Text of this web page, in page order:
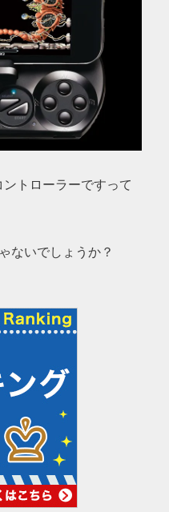
トローラーですって
ないでしょうか？